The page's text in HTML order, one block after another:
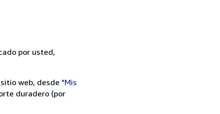
por usted,
web, desde "Mis
duradero (por